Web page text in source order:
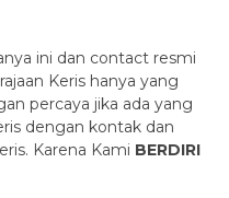
ini dan contact resmi
Keris hanya yang
percaya jika ada yang
dengan kontak dan
Karena Kami BERDIRI